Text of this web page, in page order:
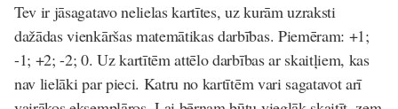
Tev ir jāsagatavo nelielas kartītes, uz kurām uzraksti
dažādas vienkāršas matemātikas darbības. Piemēram: +1;
-1; +2; -2; 0. Uz kartītēm attēlo darbības ar skaitļiem, kas
nav lielāki par pieci. Katru no kartītēm vari sagatavot arī